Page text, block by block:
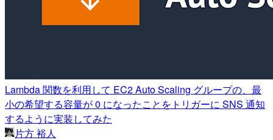
Lambda 関数を利用して EC2 Auto Scaling グループの、最
小の希望する容量が 0 になったことをトリガーに SNS 通知
するように実装してみた
片方 裕人